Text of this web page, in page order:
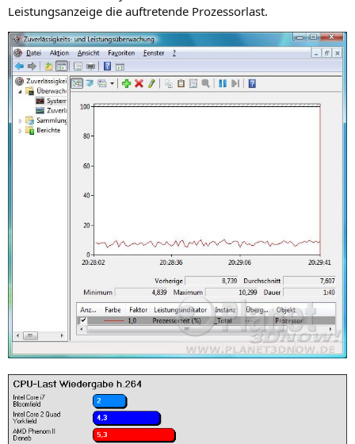
Leis­tungs­an­zei­ge die auf­tre­ten­de Prozessorlast.